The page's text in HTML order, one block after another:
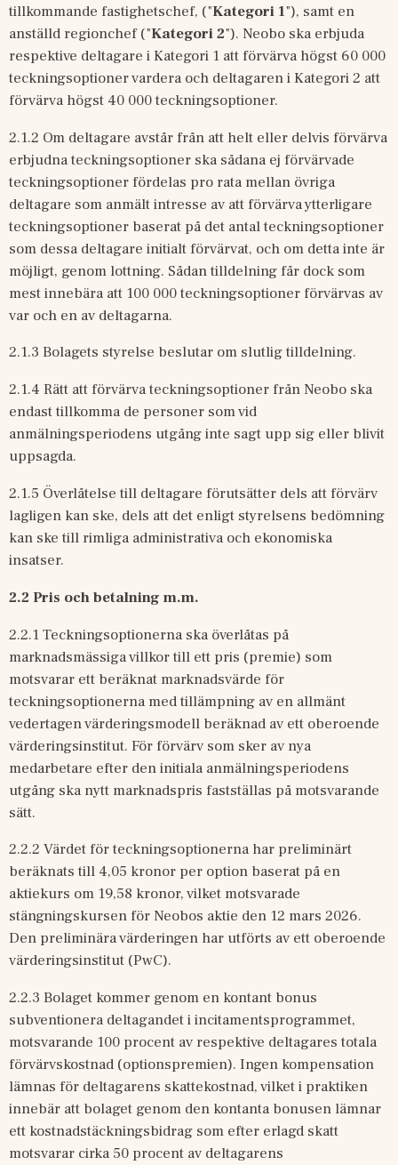
tillkommande fastighetschef, ("Kategori 1"), samt en
anställd regionchef ("Kategori 2"). Neobo ska erbjuda
respektive deltagare i Kategori 1 att förvärva högst 60 000
teckningsoptioner vardera och deltagaren i Kategori 2 att
förvärva högst 40 000 teckningsoptioner.
2.1.2 Om deltagare avstår från att helt eller delvis förvärva
erbjudna teckningsoptioner ska sådana ej förvärvade
teckningsoptioner fördelas pro rata mellan övriga
deltagare som anmält intresse av att förvärva ytterligare
teckningsoptioner baserat på det antal teckningsoptioner
som dessa deltagare initialt förvärvat, och om detta inte är
möjligt, genom lottning. Sådan tilldelning får dock som
mest innebära att 100 000 teckningsoptioner förvärvas av
var och en av deltagarna.
2.1.3 Bolagets styrelse beslutar om slutlig tilldelning.
2.1.4 Rätt att förvärva teckningsoptioner från Neobo ska
endast tillkomma de personer som vid
anmälningsperiodens utgång inte sagt upp sig eller blivit
uppsagda.
2.1.5 Överlåtelse till deltagare förutsätter dels att förvärv
lagligen kan ske, dels att det enligt styrelsens bedömning
kan ske till rimliga administrativa och ekonomiska
insatser.
2.2 Pris och betalning m.m.
2.2.1 Teckningsoptionerna ska överlåtas på
marknadsmässiga villkor till ett pris (premie) som
motsvarar ett beräknat marknadsvärde för
teckningsoptionerna med tillämpning av en allmänt
vedertagen värderingsmodell beräknad av ett oberoende
värderingsinstitut. För förvärv som sker av nya
medarbetare efter den initiala anmälningsperiodens
utgång ska nytt marknadspris fastställas på motsvarande
sätt.
2.2.2 Värdet för teckningsoptionerna har preliminärt
beräknats till 4,05 kronor per option baserat på en
aktiekurs om 19,58 kronor, vilket motsvarade
stängningskursen för Neobos aktie den 12 mars 2026.
Den preliminära värderingen har utförts av ett oberoende
värderingsinstitut (PwC).
2.2.3 Bolaget kommer genom en kontant bonus
subventionera deltagandet i incitamentsprogrammet,
motsvarande 100 procent av respektive deltagares totala
förvärvskostnad (optionspremien). Ingen kompensation
lämnas för deltagarens skattekostnad, vilket i praktiken
innebär att bolaget genom den kontanta bonusen lämnar
ett kostnadstäckningsbidrag som efter erlagd skatt
motsvarar cirka 50 procent av deltagarens